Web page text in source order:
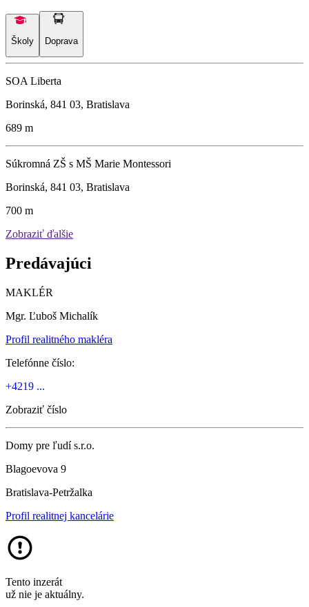
Školy Doprava
SOA Liberta
Borinská, 841 03, Bratislava
689 m
Súkromná ZŠ s MŠ Marie Montessori
Borinská, 841 03, Bratislava
700 m
Zobraziť ďalšie
Predávajúci
MAKLÉR
Mgr. Ľuboš Michalík
Profil realitného makléra
Telefónne číslo:
+4219 ...
Zobraziť číslo
Domy pre ľudí s.r.o.
Blagoevova 9
Bratislava-Petržalka
Profil realitnej kancelárie
Tento inzerát
už nie je aktuálny.